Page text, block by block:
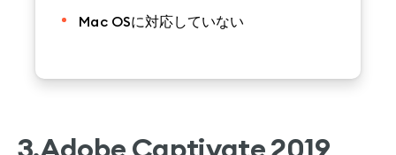
Mac OSに対応していない